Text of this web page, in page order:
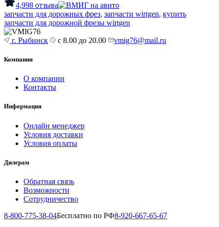
4,998 отзыва
запчасти для дорожных фрез, запчасти wirtgen, купить
запчасти для дорожной фрезы wirtgen
г. Рыбинск с 8.00 до 20.00 vmig76@mail.ru
Компания
О компании
Контакты
Информация
Онлайн менеджер
Условия доставки
Условия оплаты
Дилерам
Обратная связь
Возможности
Сотрудничество
8-800-775-38-04Бесплатно по РФ8-920-667-65-67